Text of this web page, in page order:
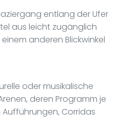
entlang der Ufer
aus leicht zugänglich
anderen Blickwinkel
oder musikalische
deren Programm je
Corridas